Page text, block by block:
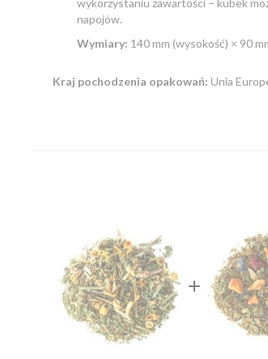
napojów.
Wymiary: 140 mm (wysokość) × 90
Kraj pochodzenia opakowań: Unia